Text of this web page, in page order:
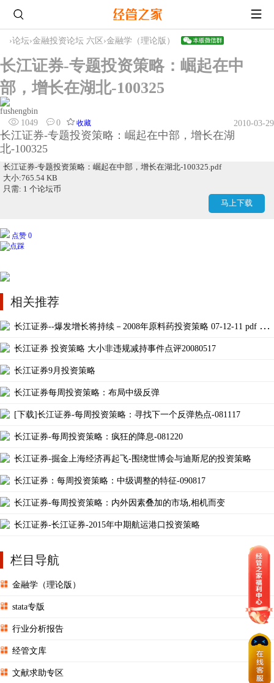
›论坛›金融投资论坛 六区 ›金融学（理论版）
长江证券-专题投资策略：崛起在中
部，增长在湖北-100325
fushengbin
1049
0 收藏 2010-03-29
长江证券-专题投资策略：崛起在中部，增长在湖
北-100325
长江证券-专题投资策略：崛起在中部，增长在湖北-100325.pdf
大小:765.54 KB
只需: 1 个论坛币
马上下载
点赞 0
相关推荐
长江证券--爆发增长将持续－2008年原料药投资策略 07-12-11 pdf 23
长江证券 投资策略 大小非违规减持事件点评20080517
长江证券9月投资策略
长江证券每周投资策略：布局中级反弹
[下载]长江证券-每周投资策略：寻找下一个反弹热点-081117
长江证券-每周投资策略：疯狂的降息-081220
长江证券-掘金上海经济再起飞-围绕世博会与迪斯尼的投资策略
长江证券：每周投资策略：中级调整的特征-090817
长江证券-每周投资策略：内外因素叠加的市场,相机而变
长江证券-长江证券-2015年中期航运港口投资策略
栏目导航
金融学（理论版）
stata专版
行业分析报告
经管文库
文献求助专区